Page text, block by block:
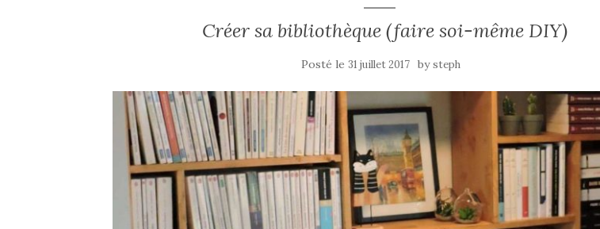
Créer sa bibliothèque (faire soi-même DIY)
Posté le 31 juillet 2017 bysteph